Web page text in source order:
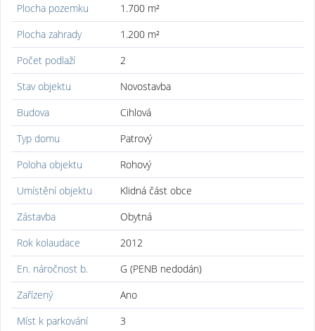
Plocha pozemku
1.700 m²
Plocha zahrady
1.200 m²
Počet podlaží
2
Stav objektu
Novostavba
Budova
Cihlová
Typ domu
Patrový
Poloha objektu
Rohový
Umístění objektu
Klidná část obce
Zástavba
Obytná
Rok kolaudace
2012
En. náročnost b.
G (PENB nedodán)
Zařízený
Ano
Míst k parkování
3